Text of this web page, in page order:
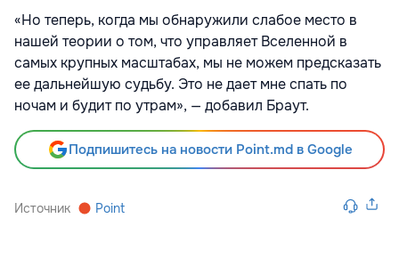
«Но теперь, когда мы обнаружили слабое место в
нашей теории о том, что управляет Вселенной в
самых крупных масштабах, мы не можем предсказать
ее дальнейшую судьбу. Это не дает мне спать по
ночам и будит по утрам», — добавил Браут.
Подпишитесь на новости Point.md в Google
Источник Point